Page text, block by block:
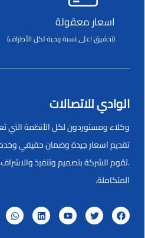
اسعار معقولة
(تحقيق اعلى نسبة ربحية لكل الأطراف)
الوادي للاتصالات
وكلاء ومستوردون لكل الأنظمة التي
تقديم اسعار جيدة وضمان حقيقي
.تقوم الشركة بتصميم وتنفيذ
المتكاملة.